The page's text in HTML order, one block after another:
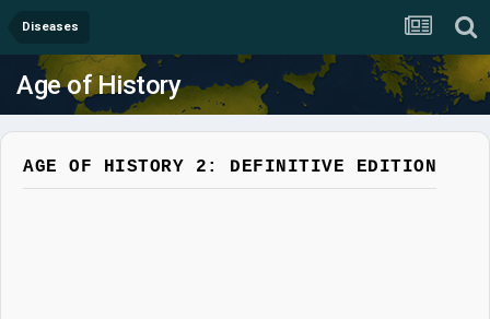
Diseases
Age of History
AGE OF HISTORY 2: DEFINITIVE EDITION